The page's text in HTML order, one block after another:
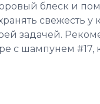
блеск и
свежесть у
задачей.
с шампунем #17,